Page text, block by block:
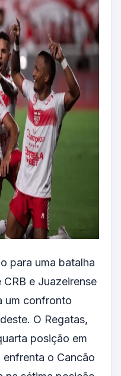
para uma batalha
e Juazeirense
um confronto
O Regatas,
posição em
o Cancão